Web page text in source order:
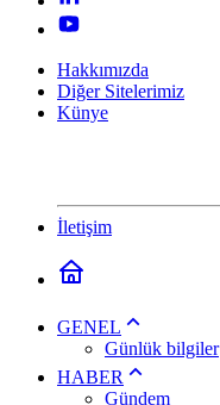
Hakkımızda
Diğer Sitelerimiz
Künye
İletişim
GENEL
Günlük bilgiler
HABER
Gündem